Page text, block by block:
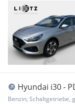
Hyundai i30 -
PP5
Benzin, Schaltgetriebe,